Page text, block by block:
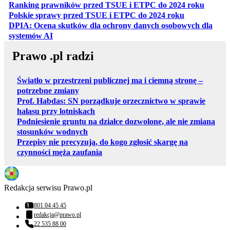
Ranking prawników przed TSUE i ETPC do 2024 roku
Polskie sprawy przed TSUE i ETPC do 2024 roku
DPIA: Ocena skutków dla ochrony danych osobowych dla
systemów AIotwiera się w nowej karcie
Prawo .pl radzi
Światło w przestrzeni publicznej ma i ciemną stronę –
potrzebne zmiany
Prof. Habdas: SN porządkuje orzecznictwo w sprawie
hałasu przy lotniskach
Podniesienie gruntu na działce dozwolone, ale nie zmiana
stosunków wodnych
Przepisy nie precyzują, do kogo zgłosić skargę na
czynności męża zaufania
Redakcja serwisu Prawo.pl
Numer telefonu:
801 04 45 45
Adres email:
redakcja@prawo.pl
Numer telefonu:
22 535 88 00